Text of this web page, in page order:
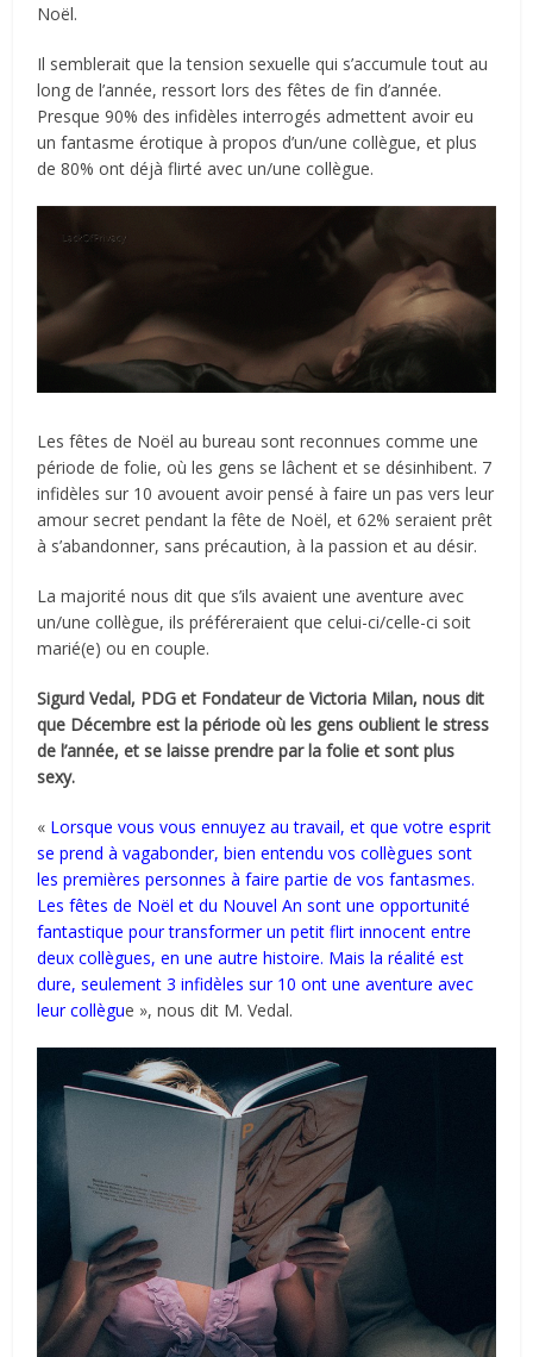
Noël.
Il semblerait que la tension sexuelle qui s’accumule tout au
long de l’année, ressort lors des fêtes de fin d’année.
Presque 90% des infidèles interrogés admettent avoir eu
un fantasme érotique à propos d’un/une collègue, et plus
de 80% ont déjà flirté avec un/une collègue.
Les fêtes de Noël au bureau sont reconnues comme une
période de folie, où les gens se lâchent et se désinhibent. 7
infidèles sur 10 avouent avoir pensé à faire un pas vers leur
amour secret pendant la fête de Noël, et 62% seraient prêt
à s’abandonner, sans précaution, à la passion et au désir.
La majorité nous dit que s’ils avaient une aventure avec
un/une collègue, ils préféreraient que celui-ci/celle-ci soit
marié(e) ou en couple.
Sigurd Vedal, PDG et Fondateur de Victoria Milan, nous dit
que Décembre est la période où les gens oublient le stress
de l’année, et se laisse prendre par la folie et sont plus
sexy.
« Lorsque vous vous ennuyez au travail, et que votre esprit
se prend à vagabonder, bien entendu vos collègues sont
les premières personnes à faire partie de vos fantasmes.
Les fêtes de Noël et du Nouvel An sont une opportunité
fantastique pour transformer un petit flirt innocent entre
deux collègues, en une autre histoire. Mais la réalité est
dure, seulement 3 infidèles sur 10 ont une aventure avec
leur collègue », nous dit M. Vedal.